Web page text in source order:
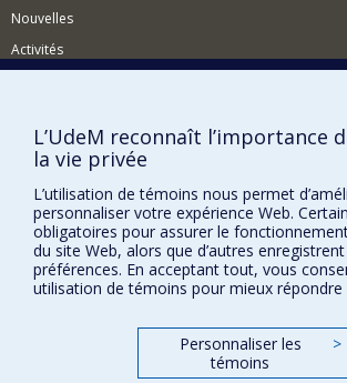
Nouvelles
Activités
BESOIN D'AIDE?
Plan du site
Signaler une erreur
Accessibilité
FACULTÉ DES ARTS ET DES SCIENCES
Nos centres d'études
L’UdeM reconnaît l’importance
la vie privée
L’utilisation de témoins nous permet
personnaliser votre expérience Web.
obligatoires pour assurer le
du site Web, alors que d’autres
préférences. En acceptant tout, vous
utilisation de témoins pour mieux répondre
Personnaliser les
témoins
>